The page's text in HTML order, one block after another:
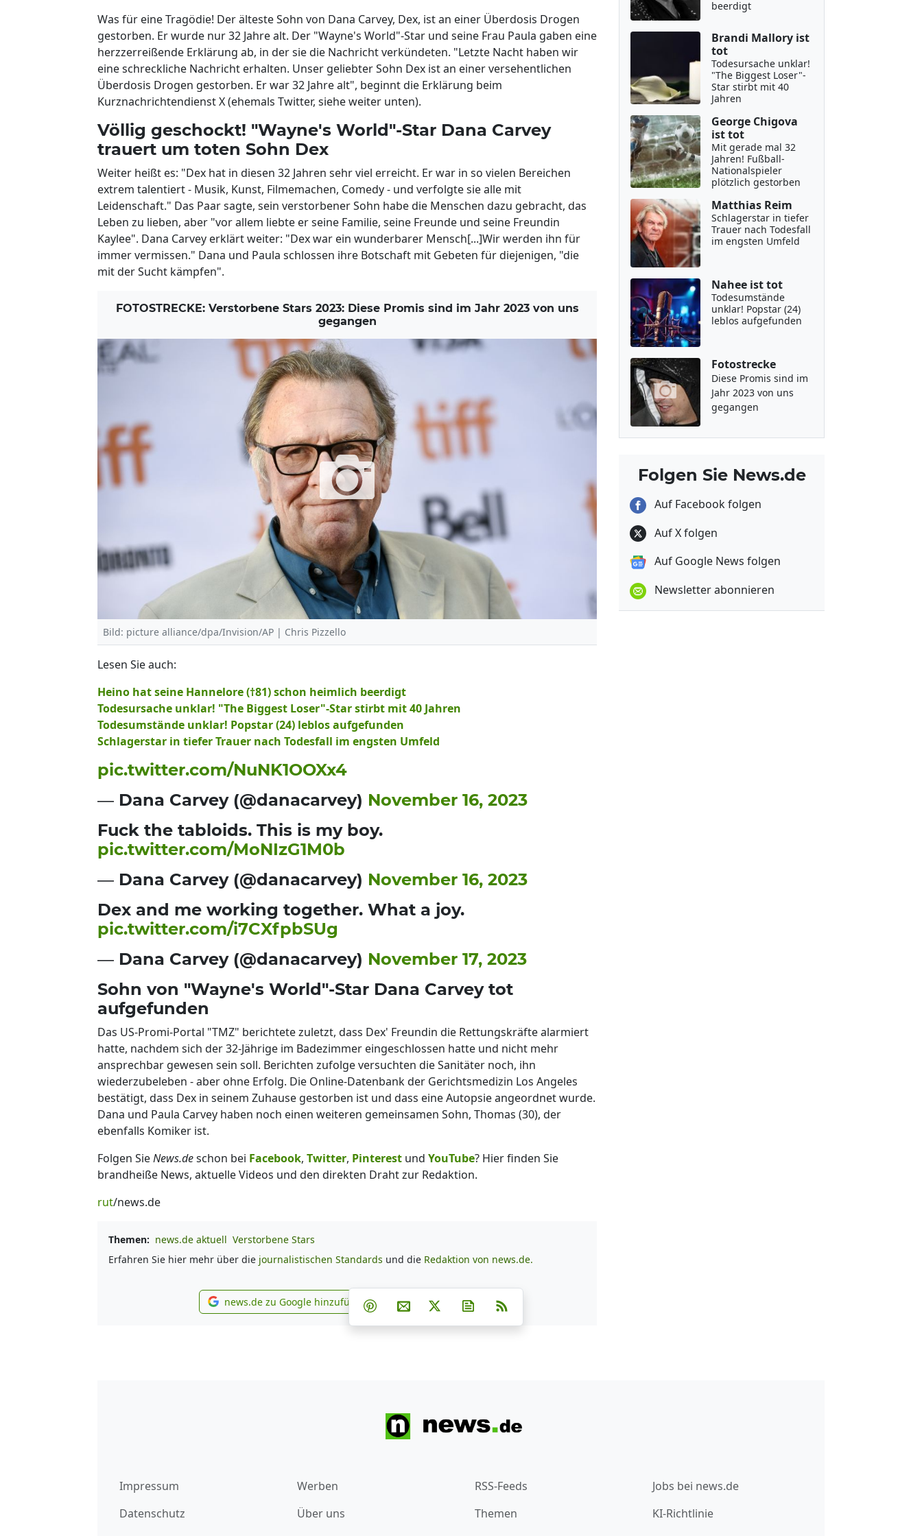
Was für eine Tragödie! Der älteste Sohn von Dana Carvey, Dex, ist an einer Überdosis Drogen
gestorben. Er wurde nur 32 Jahre alt. Der "Wayne's World"-Star und seine Frau Paula gaben eine
herzzerreißende Erklärung ab, in der sie die Nachricht verkündeten. "Letzte Nacht haben wir
eine schreckliche Nachricht erhalten. Unser geliebter Sohn Dex ist an einer versehentlichen
Überdosis Drogen gestorben. Er war 32 Jahre alt", beginnt die Erklärung beim
Kurznachrichtendienst X (ehemals Twitter, siehe weiter unten).
Völlig geschockt! "Wayne's World"-Star Dana Carvey
trauert um toten Sohn Dex
Weiter heißt es: "Dex hat in diesen 32 Jahren sehr viel erreicht. Er war in so vielen Bereichen
extrem talentiert - Musik, Kunst, Filmemachen, Comedy - und verfolgte sie alle mit
Leidenschaft." Das Paar sagte, sein verstorbener Sohn habe die Menschen dazu gebracht, das
Leben zu lieben, aber "vor allem liebte er seine Familie, seine Freunde und seine Freundin
Kaylee". Dana Carvey erklärt weiter: "Dex war ein wunderbarer Mensch[...]Wir werden ihn für
immer vermissen." Dana und Paula schlossen ihre Botschaft mit Gebeten für diejenigen, "die
mit der Sucht kämpfen".
FOTOSTRECKE: Verstorbene Stars 2023: Diese Promis sind im Jahr 2023 von uns
gegangen
Bild: picture alliance/dpa/Invision/AP | Chris Pizzello
Lesen Sie auch:
Heino hat seine Hannelore (†81) schon heimlich beerdigt
Todesursache unklar! "The Biggest Loser"-Star stirbt mit 40 Jahren
Todesumstände unklar! Popstar (24) leblos aufgefunden
Schlagerstar in tiefer Trauer nach Todesfall im engsten Umfeld
pic.twitter.com/NuNK1OOXx4
— Dana Carvey (@danacarvey) November 16, 2023
Fuck the tabloids. This is my boy.
pic.twitter.com/MoNIzG1M0b
— Dana Carvey (@danacarvey) November 16, 2023
Dex and me working together. What a joy.
pic.twitter.com/i7CXfpbSUg
— Dana Carvey (@danacarvey) November 17, 2023
Sohn von "Wayne's World"-Star Dana Carvey tot
aufgefunden
Das US-Promi-Portal "TMZ" berichtete zuletzt, dass Dex' Freundin die Rettungskräfte alarmiert
hatte, nachdem sich der 32-Jährige im Badezimmer eingeschlossen hatte und nicht mehr
ansprechbar gewesen sein soll. Berichten zufolge versuchten die Sanitäter noch, ihn
wiederzubeleben - aber ohne Erfolg. Die Online-Datenbank der Gerichtsmedizin Los Angeles
bestätigt, dass Dex in seinem Zuhause gestorben ist und dass eine Autopsie angeordnet wurde.
Dana und Paula Carvey haben noch einen weiteren gemeinsamen Sohn, Thomas (30), der
ebenfalls Komiker ist.
Folgen SieNews.deschon bei Facebook, Twitter, Pinterest und YouTube? Hier finden Sie
brandheiße News, aktuelle Videos und den direkten Draht zur Redaktion.
rut/news.de
Themen: news.de aktuell Verstorbene Stars
Erfahren Sie hier mehr über die journalistischen Standards und die Redaktion von news.de.
news.de zu Google hinzufügen
news.de zu Google hinzufügen Teilen auf Facebook
Teilen auf Whatsapp
Teilen auf Telegram
Teilen auf Pinterest
Per E-Mail teilen
Post auf XNewsletter abonnieren
beerdigt
Brandi Mallory ist
tot
Todesursache unklar!
"The Biggest Loser"-
Star stirbt mit 40
Jahren
George Chigova
ist tot
Mit gerade mal 32
Jahren! Fußball-
Nationalspieler
plötzlich gestorben
Matthias Reim
Schlagerstar in tiefer
Trauer nach Todesfall
im engsten Umfeld
Nahee ist tot
Todesumstände
unklar! Popstar (24)
leblos aufgefunden
Fotostrecke
Diese Promis sind im
Jahr 2023 von uns
gegangen
Folgen Sie News.de
Auf Facebook folgen
Auf X folgen
Auf Google News folgen
Newsletter abonnieren
Impressum
Datenschutz
Werben
Über uns
RSS-Feeds
Themen
Jobs bei news.de
KI-Richtlinie